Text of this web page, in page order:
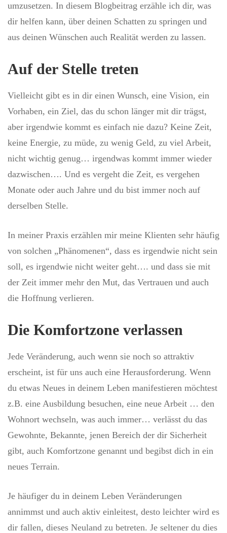
umzusetzen. In diesem Blogbeitrag erzähle ich dir, was
dir helfen kann, über deinen Schatten zu springen und
aus deinen Wünschen auch Realität werden zu lassen.
Auf der Stelle treten
Vielleicht gibt es in dir einen Wunsch, eine Vision, ein
Vorhaben, ein Ziel, das du schon länger mit dir trägst,
aber irgendwie kommt es einfach nie dazu? Keine Zeit,
keine Energie, zu müde, zu wenig Geld, zu viel Arbeit,
nicht wichtig genug… irgendwas kommt immer wieder
dazwischen…. Und es vergeht die Zeit, es vergehen
Monate oder auch Jahre und du bist immer noch auf
derselben Stelle.
In meiner Praxis erzählen mir meine Klienten sehr häufig
von solchen „Phänomenen“, dass es irgendwie nicht sein
soll, es irgendwie nicht weiter geht…. und dass sie mit
der Zeit immer mehr den Mut, das Vertrauen und auch
die Hoffnung verlieren.
Die Komfortzone verlassen
Jede Veränderung, auch wenn sie noch so attraktiv
erscheint, ist für uns auch eine Herausforderung. Wenn
du etwas Neues in deinem Leben manifestieren möchtest
z.B. eine Ausbildung besuchen, eine neue Arbeit … den
Wohnort wechseln, was auch immer… verlässt du das
Gewohnte, Bekannte, jenen Bereich der dir Sicherheit
gibt, auch Komfortzone genannt und begibst dich in ein
neues Terrain.
Je häufiger du in deinem Leben Veränderungen
annimmst und auch aktiv einleitest, desto leichter wird es
dir fallen, dieses Neuland zu betreten. Je seltener du dies